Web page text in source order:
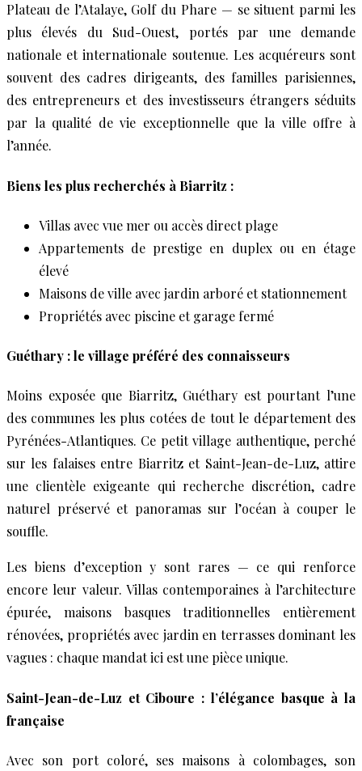
Plateau de l’Atalaye, Golf du Phare — se situent parmi les
plus élevés du Sud-Ouest, portés par une demande
nationale et internationale soutenue. Les acquéreurs sont
souvent des cadres dirigeants, des familles parisiennes,
des entrepreneurs et des investisseurs étrangers séduits
par la qualité de vie exceptionnelle que la ville offre à
l’année.
Biens les plus recherchés à Biarritz :
Villas avec vue mer ou accès direct plage
Appartements de prestige en duplex ou en étage
élevé
Maisons de ville avec jardin arboré et stationnement
Propriétés avec piscine et garage fermé
Guéthary : le village préféré des connaisseurs
Moins exposée que Biarritz, Guéthary est pourtant l’une
des communes les plus cotées de tout le département des
Pyrénées-Atlantiques. Ce petit village authentique, perché
sur les falaises entre Biarritz et Saint-Jean-de-Luz, attire
une clientèle exigeante qui recherche discrétion, cadre
naturel préservé et panoramas sur l’océan à couper le
souffle.
Les biens d’exception y sont rares — ce qui renforce
encore leur valeur. Villas contemporaines à l’architecture
épurée, maisons basques traditionnelles entièrement
rénovées, propriétés avec jardin en terrasses dominant les
vagues : chaque mandat ici est une pièce unique.
Saint-Jean-de-Luz et Ciboure : l’élégance basque à la
française
Avec son port coloré, ses maisons à colombages, son